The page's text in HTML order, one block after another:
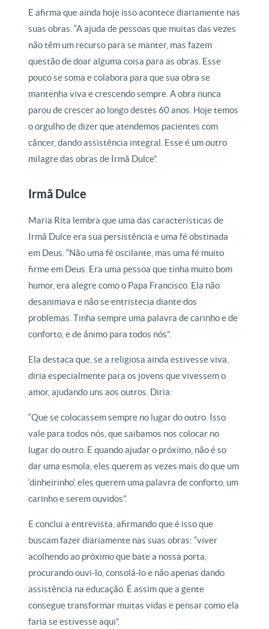
E afirma que ainda hoje isso acontece diariamente nas
suas obras. “A ajuda de pessoas que muitas das vezes
não têm um recurso para se manter, mas fazem
questão de doar alguma coisa para as obras. Esse
pouco se soma e colabora para que sua obra se
mantenha viva e crescendo sempre. A obra nunca
parou de crescer ao longo destes 60 anos. Hoje temos
o orgulho de dizer que atendemos pacientes com
câncer, dando assistência integral. Esse é um outro
milagre das obras de Irmã Dulce”.
Irmã Dulce
Maria Rita lembra que uma das características de
Irmã Dulce era sua persistência e uma fé obstinada
em Deus. “Não uma fé oscilante, mas uma fé muito
firme em Deus. Era uma pessoa que tinha muito bom
humor, era alegre como o Papa Francisco. Ela não
desanimava e não se entristecia diante dos
problemas. Tinha sempre uma palavra de carinho e de
conforto, e de ânimo para todos nós”.
Ela destaca que, se a religiosa ainda estivesse viva,
diria especialmente para os jovens que vivessem o
amor, ajudando uns aos outros. Diria:
“Que se colocassem sempre no lugar do outro. Isso
vale para todos nós, que saibamos nos colocar no
lugar do outro. E quando ajudar o próximo, não é so
dar uma esmola, eles querem as vezes mais do que um
‘dinheirinho’, eles querem uma palavra de conforto, um
carinho e serem ouvidos”.
E conclui a entrevista, afirmando que é isso que
buscam fazer diariamente nas suas obras: “viver
acolhendo ao próximo que bate a nossa porta,
procurando ouvi-lo, consolá-lo e não apenas dando
assistência na educação. É assim que a gente
consegue transformar muitas vidas e pensar como ela
faria se estivesse aqui”.